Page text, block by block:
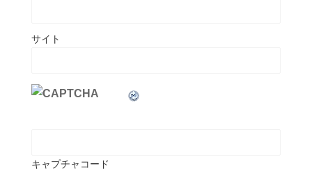
サイト
キャプチャコード